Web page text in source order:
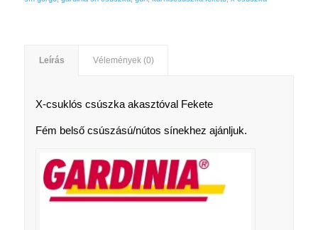
Leírás Vélemények (0)
X-csuklós csúszka akasztóval Fekete
Fém belső csúszású/nútos sínekhez ajánljuk.